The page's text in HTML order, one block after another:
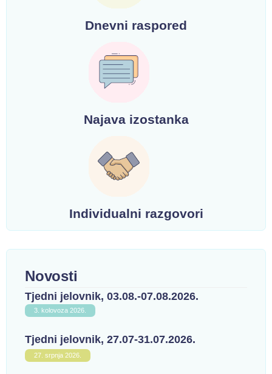
Dnevni raspored
Najava izostanka
Individualni razgovori
Novosti
Tjedni jelovnik, 03.08.-07.08.2026.
3. kolovoza 2026.
Tjedni jelovnik, 27.07-31.07.2026.
27. srpnja 2026.